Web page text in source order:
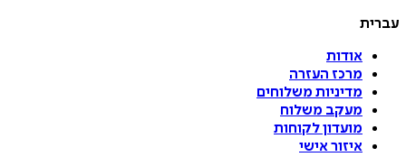
עברית
אודות
מרכז העזרה
מדיניות משלוחים
מעקב משלוח
מועדון לקוחות
איזור אישי